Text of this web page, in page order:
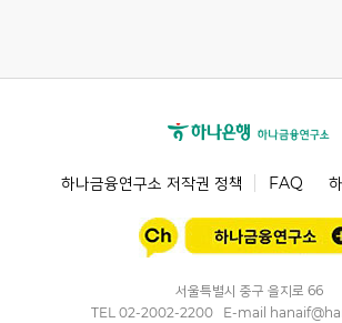
하나금융연구소 저작권 정책 FAQ
서울특별시 중구 을지로 66
TEL 02-2002-2200 E-mail